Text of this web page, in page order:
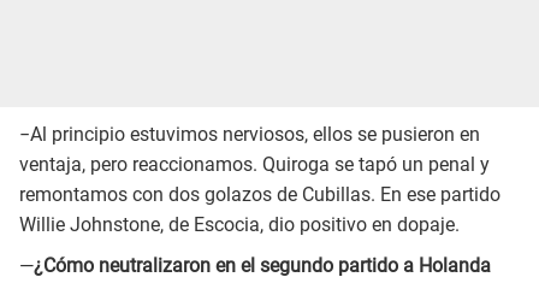
−Al principio estuvimos nerviosos, ellos se pusieron en
ventaja, pero reaccionamos. Quiroga se tapó un penal y
remontamos con dos golazos de Cubillas. En ese partido
Willie Johnstone, de Escocia, dio positivo en dopaje.
—¿Cómo neutralizaron en el segundo partido a Holanda